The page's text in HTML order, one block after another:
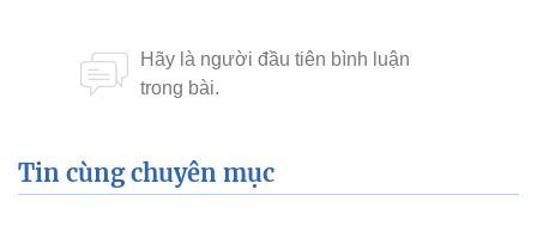
Tin cùng chuyên mục